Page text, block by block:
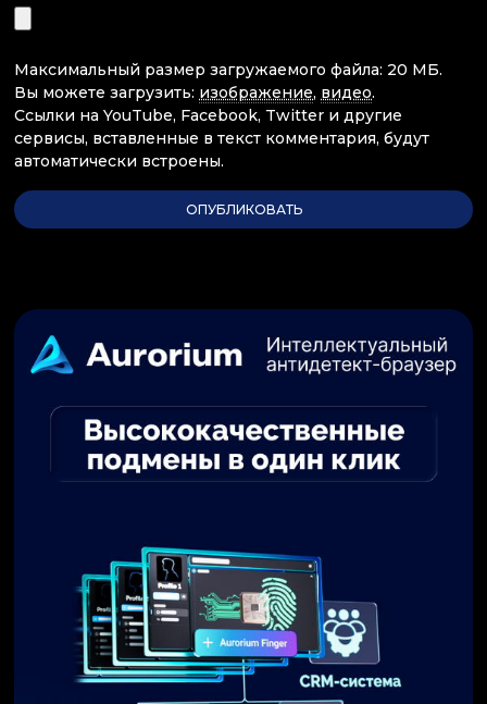
Максимальный размер загружаемого файла: 20 МБ.
Вы можете загрузить: изображение, видео.
Ссылки на YouTube, Facebook, Twitter и другие
сервисы, вставленные в текст комментария, будут
автоматически встроены.